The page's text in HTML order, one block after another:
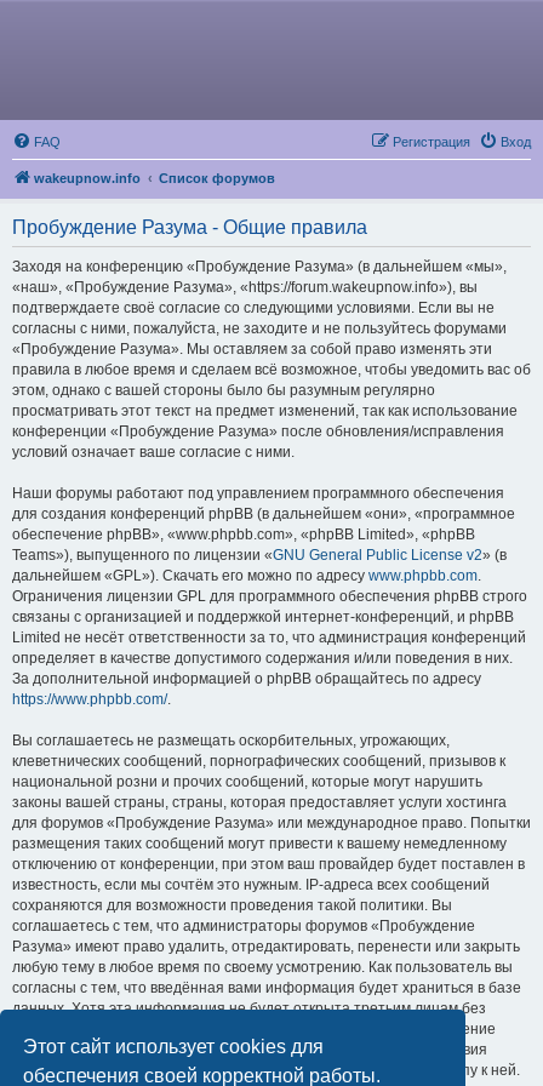
Этот сайт использует cookies для
обеспечения своей корректной работы.
FAQ Вход
Регистрация
wakeupnow.info Список форумов
Пробуждение Разума - Общие правила
Заходя на конференцию «Пробуждение Разума» (в дальнейшем «мы»,
«наш», «Пробуждение Разума», «https://forum.wakeupnow.info»), вы
подтверждаете своё согласие со следующими условиями. Если вы не
согласны с ними, пожалуйста, не заходите и не пользуйтесь форумами
«Пробуждение Разума». Мы оставляем за собой право изменять эти
правила в любое время и сделаем всё возможное, чтобы уведомить вас об
этом, однако с вашей стороны было бы разумным регулярно
просматривать этот текст на предмет изменений, так как использование
конференции «Пробуждение Разума» после обновления/исправления
условий означает ваше согласие с ними.
Наши форумы работают под управлением программного обеспечения
для создания конференций phpBB (в дальнейшем «они», «программное
обеспечение phpBB», «www.phpbb.com», «phpBB Limited», «phpBB
Teams»), выпущенного по лицензии «GNU General Public License v2» (в
дальнейшем «GPL»). Скачать его можно по адресу www.phpbb.com.
Ограничения лицензии GPL для программного обеспечения phpBB строго
связаны с организацией и поддержкой интернет-конференций, и phpBB
Limited не несёт ответственности за то, что администрация конференций
определяет в качестве допустимого содержания и/или поведения в них.
За дополнительной информацией о phpBB обращайтесь по адресу
https://www.phpbb.com/.
Вы соглашаетесь не размещать оскорбительных, угрожающих,
клеветнических сообщений, порнографических сообщений, призывов к
национальной розни и прочих сообщений, которые могут нарушить
законы вашей страны, страны, которая предоставляет услуги хостинга
для форумов «Пробуждение Разума» или международное право. Попытки
размещения таких сообщений могут привести к вашему немедленному
отключению от конференции, при этом ваш провайдер будет поставлен в
известность, если мы сочтём это нужным. IP-адреса всех сообщений
сохраняются для возможности проведения такой политики. Вы
соглашаетесь с тем, что администраторы форумов «Пробуждение
Разума» имеют право удалить, отредактировать, перенести или закрыть
любую тему в любое время по своему усмотрению. Как пользователь вы
согласны с тем, что введённая вами информация будет храниться в базе
данных. Хотя эта информация не будет открыта третьим лицам без
вашего разрешения, ни администрация конференции «Пробуждение
Разума», ни phpBB Limited не может быть ответственна за действия
хакеров, которые могут привести к несанкционированному доступу к ней.